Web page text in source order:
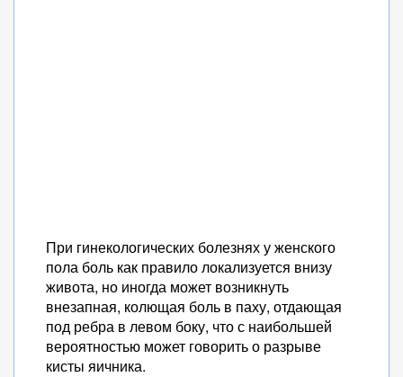
При гинекологических болезнях у женского
пола боль как правило локализуется внизу
живота, но иногда может возникнуть
внезапная, колющая боль в паху, отдающая
под ребра в левом боку, что с наибольшей
вероятностью может говорить о разрыве
кисты яичника.